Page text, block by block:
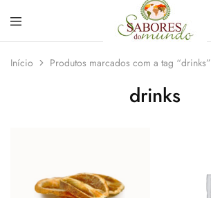
do
Mundo
loja
de
Início Produtos marcados com a tag “drinks”
drinks